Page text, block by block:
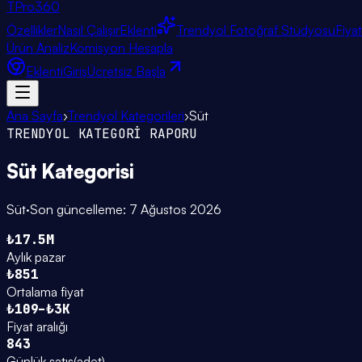
TPro360
ÖzelliklerNasıl ÇalışırEklenti Trendyol Fotoğraf Stüdyosu
Ürün AnalizKomisyon Hesapla
EklentiGirişÜcretsiz Başla
Ana Sayfa›Trendyol Kategorileri›Süt
TRENDYOL KATEGORİ RAPORU
Süt Kategorisi
Süt·Son güncelleme: 7 Ağustos 2026
₺17.5M
Aylık pazar
₺851
Ortalama fiyat
₺109–₺3K
Fiyat aralığı
843